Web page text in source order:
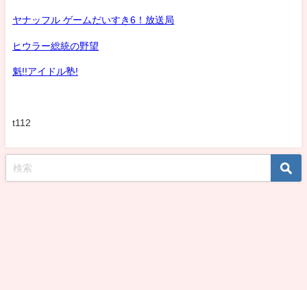
ヤナッフル ゲームだいすき6！放送局
ヒウラー総統の野望
魁!!アイドル塾!
t112